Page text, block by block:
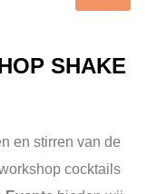
SHAKE
en stirren van de
cocktails